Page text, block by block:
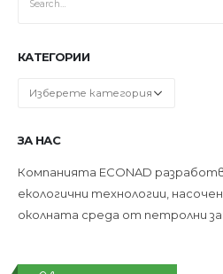
екологични технологии,
околната среда от петролни
Свържете се с нас